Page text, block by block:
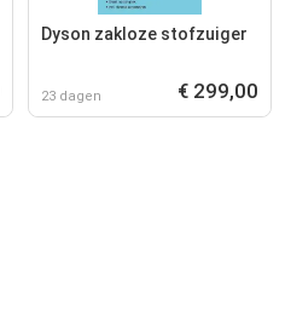
Dyson zakloze stofzuiger
23 dagen € 299,00